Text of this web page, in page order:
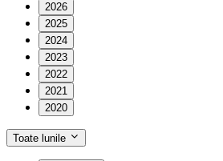
2026
2025
2024
2023
2022
2021
2020
Toate lunile